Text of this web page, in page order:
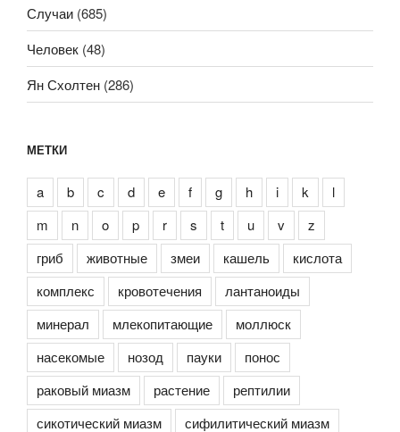
Случаи (685)
Человек (48)
Ян Схолтен (286)
МЕТКИ
a b c d e f g h i k
l
m
n o p r s t u v
z
гриб
животные змеи кашель
кислота
комплекс
кровотечения
лантаноиды
минерал
млекопитающие
моллюск
насекомые
нозод пауки
понос
раковый миазм
растение
рептилии
сикотический миазм
сифилитический миазм